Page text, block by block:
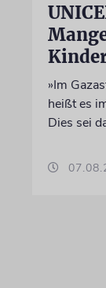
»Im
heißt es
Dies sei